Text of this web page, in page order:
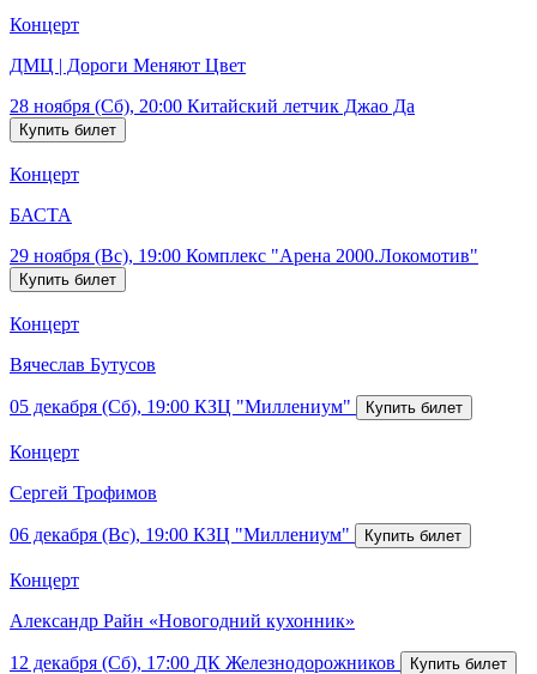
Концерт
ДМЦ | Дороги Меняют Цвет
28 ноября (Сб), 20:00 Китайский летчик Джао Да
Концерт
БАСТА
29 ноября (Вс), 19:00 Комплекс "Арена 2000.Локомотив"
Концерт
Вячеслав Бутусов
05 декабря (Сб), 19:00 КЗЦ "Миллениум"
Концерт
Сергей Трофимов
06 декабря (Вс), 19:00 КЗЦ "Миллениум"
Концерт
Александр Райн «Новогодний кухонник»
12 декабря (Сб), 17:00 ДК Железнодорожников